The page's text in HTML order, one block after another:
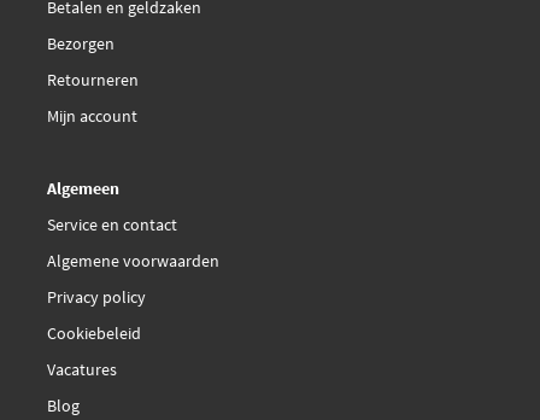
Betalen en geldzaken
Bezorgen
Retourneren
Mijn account
Algemeen
Service en contact
Algemene voorwaarden
Privacy policy
Cookiebeleid
Vacatures
Blog